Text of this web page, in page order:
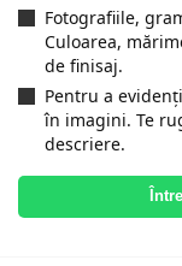
Fotografiile,
Culoarea,
de finisaj.
Pentru a
în imagini. Te
descriere.